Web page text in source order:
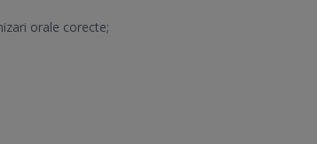
orale corecte;